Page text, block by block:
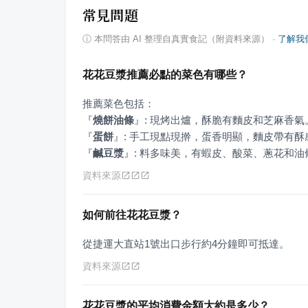
常見問題
ⓘ 本問答由 AI 整理自真實食記（附資料來源） · 了解我
花花豆漿推薦必點的菜色有哪些？
『燒餅油條 』
『蛋餅 』
『鹹豆漿 』 : 料多味美，有蝦皮、酸菜、蔥花和油
資料來源
如何前往花花豆漿？
從捷運大直站1號出口步行約4分鐘即可抵達。
資料來源
花花豆漿的平均消費金額大約是多少？